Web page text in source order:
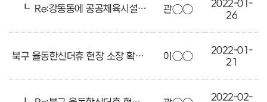
┖ Re:강동동에 공공체육시설 건립되길 건의합니다 관○○
2022-01-
26
북구 율동한신더휴 현장 소장 확인의건 이○○
2022-01-
21
2022-02-